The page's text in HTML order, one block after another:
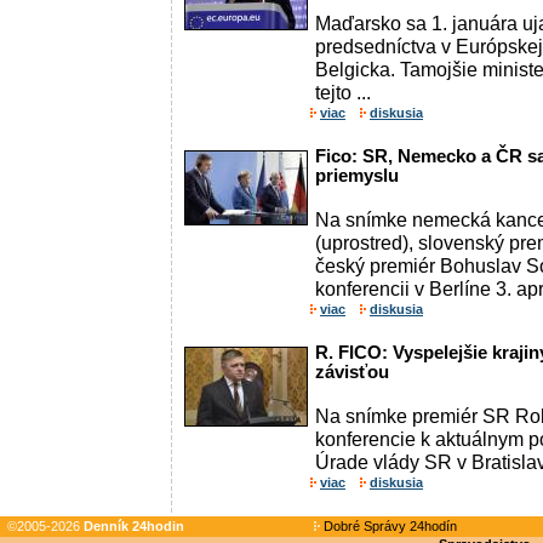
Maďarsko sa 1. januára
predsedníctva v
Belgicka. Tamojšie
tejto ...
viac diskusia
Fico: SR, Nemecko a ČR
priemyslu
Na snímke nemecká
(uprostred), slovenský
český premiér Bohuslav
konferencii v Berlíne 3.
viac diskusia
R. FICO: Vyspelejšie
závisťou
Na snímke premiér SR
konferencie k aktuálnym
Úrade vlády SR v
viac diskusia
©2005-2026 Denník 24hodin
Dobré Správy 24hodín